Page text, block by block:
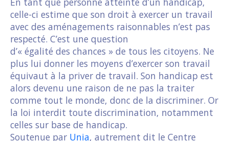
celle-ci estime que son droit à exercer un travail
avec des aménagements raisonnables n’est pas
respecté. C’est une question
d’« égalité des chances » de tous les citoyens. Ne
plus lui donner les moyens d’exercer son travail
équivaut à la priver de travail. Son handicap est
alors devenu une raison de ne pas la traiter
comme tout le monde, donc de la discriminer. Or
la loi interdit toute discrimination, notamment
celles sur base de handicap.
Soutenue par Unia, autrement dit le Centre